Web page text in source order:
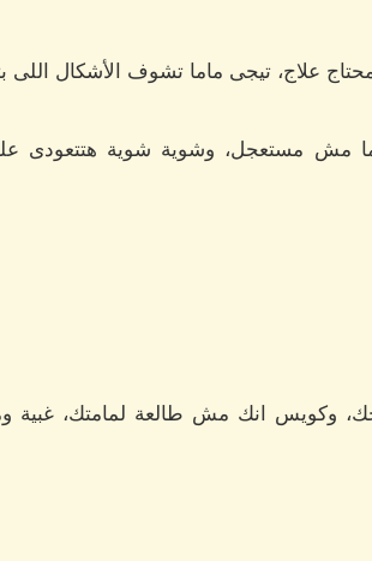
علاج، تيجى ماما تشوف الأشكال اللى
مش مستعجل، وشوية شوية هتتعودى
وكويس انك مش طالعة لمامتك، غبية